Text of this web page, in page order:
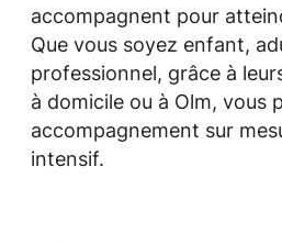
accompagnent pour
Que vous soyez enfant,
professionnel, grâce à
à domicile ou à Olm, vous
accompagnement sur
intensif.